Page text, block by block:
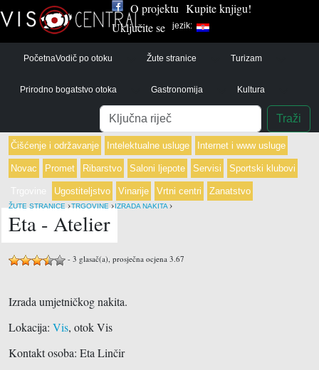
O projektu Kupite knjigu!
Uključite se
jezik:
PočetnaVodič po otoku Žute stranice Turizam
Prirodno bogatstvo otoka Gastronomija Kultura
Pretraga
Traži
Čišćenje i održavanje Intelektualne usluge Internet i www usluge
Novac Promet Ribarstvo Saloni ljepote Servisi Sportski klubovi
Ugostiteljstvo Vinarije Vrtni centri Zanatstvo
ŽUTE STRANICE ›TRGOVINE ›IZRADA NAKITA ›
Eta - Atelier
- 3 glasač(a), prosječna ocjena 3.67
Izrada umjetničkog nakita.
Lokacija: Vis, otok Vis
Kontakt osoba: Eta Linčir